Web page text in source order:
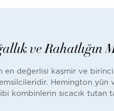
ve Rahatlığın
en değerlisi kaşmir ve
Hemington yün
kombinlerin sıcacık tutan